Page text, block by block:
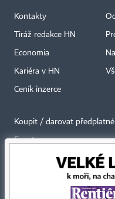
Kontakty
Tiráž redakce HN
Economia
Kariéra v HN
Ceník inzerce
Koupit / darovat předplatné
Eventy
Newslettery